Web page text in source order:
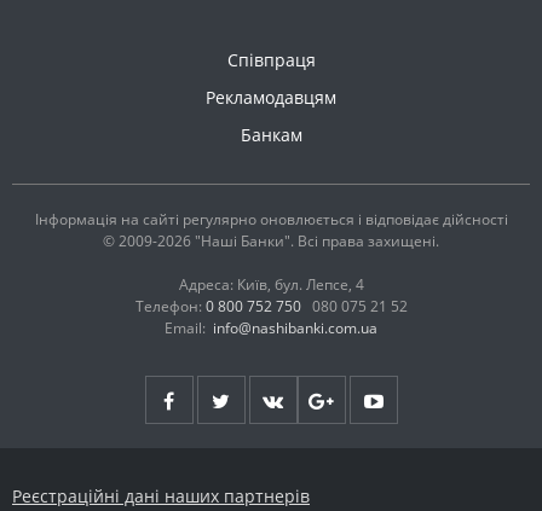
Співпраця
Рекламодавцям
Банкам
Інформація на сайті регулярно оновлюється і відповідає дійсності
© 2009-2026 "Наші Банки". Всі права захищені.
Адреса: Київ, бул. Лепсе, 4
Телефон: 0 800 752 750 080 075 21 52
Email: info@nashibanki.com.ua
Реєстраційні дані наших партнерів